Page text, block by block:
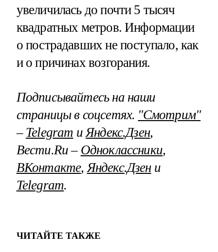
увеличилась до почти 5 тысяч
квадратных метров. Информации
о пострадавших не поступало, как
и о причинах возгорания.
Подписывайтесь на наши
страницы в соцсетях. "Смотрим"
– Telegram и Яндекс.Дзен,
Вести.Ru – Одноклассники,
ВКонтакте, Яндекс.Дзени
Telegram.
ЧИТАЙТЕ ТАКЖЕ